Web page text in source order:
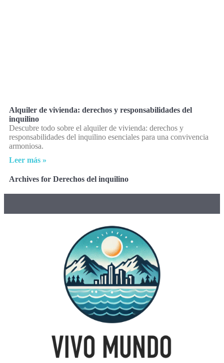
Alquiler de vivienda: derechos y responsabilidades del
inquilino
Descubre todo sobre el alquiler de vivienda: derechos y
responsabilidades del inquilino esenciales para una convivencia
armoniosa.
Leer más »
Archives for Derechos del inquilino